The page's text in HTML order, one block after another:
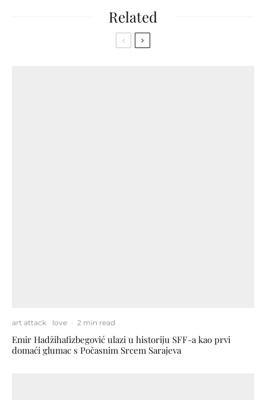
Related
art attack love · 2 min read
Emir Hadžihafizbegović ulazi u historiju SFF-a kao prvi
domaći glumac s Počasnim Srcem Sarajeva